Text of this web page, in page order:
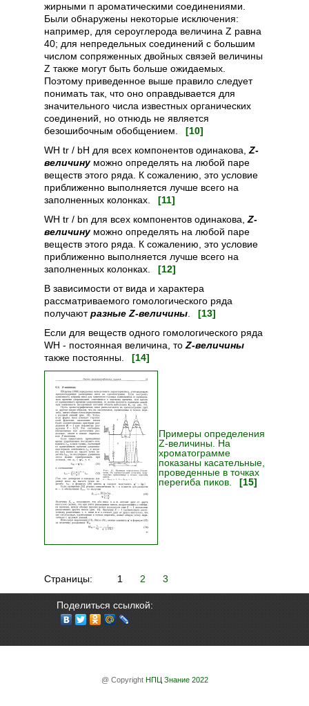
жирными п ароматическими соединениями.
Были обнаружены некоторые исключения:
например, для сероуглерода величина Z равна
40; для непредельных соединений с большим
числом сопряженных двойных связей величины
Z также могут быть больше ожидаемых.
Поэтому приведенное выше правило следует
понимать так, что оно оправдывается для
значительного числа известных органических
соединений, но отнюдь не является
безошибочным обобщением. [10]
WH tr / bH для всех компонентов одинакова, Z-
величинуможно определять на любой паре
веществ этого ряда. К сожалению, это условие
приближенно выполняется лучше всего на
заполненных колонках. [11]
WH tr / bn для всех компонентов одинакова, Z-
величинуможно определять на любой паре
веществ этого ряда. К сожалению, это условие
приближенно выполняется лучше всего на
заполненных колонках. [12]
В зависимости от вида и характера
рассматриваемого гомологического ряда
получаютразные Z-величины
[13]
Если для веществ одного гомологического ряда
WH - постоянная величина, то Z-величины
также постоянны. [14]
Примеры определения
Z-величины. На
хроматограмме
показаны касательные,
проведенные в точках
перегиба пиков.
[15]
Страницы: 1 2 3
Поделиться ссылкой:
@ Copyright НПЦ Знание 2022